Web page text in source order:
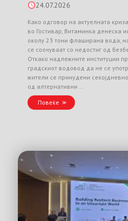
24.07.2026
Како одговор на актуелната
во Гостивар, Витаминка денеска
околу 23 тони флаширана вода,
се соочуваат со недостиг од
Откако надлежните институции
градскиот водовод да не се
жители се принудени
од алтернативни …
Повеќе